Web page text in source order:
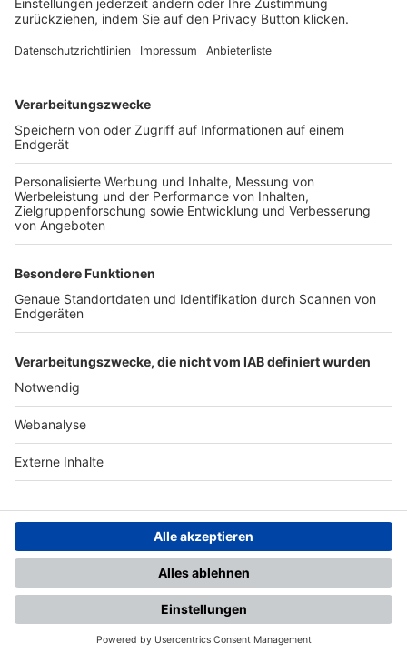
FOLGE DEM BFV
TOP-VEREINE
TOP-PARTNER
Nutzungsbedingungen Datenschutz Impressum